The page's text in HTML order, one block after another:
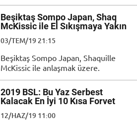
Beşiktaş Sompo Japan, Shaq
McKissic ile El Sıkışmaya Yakın
03/TEM/19 21:15
Beşiktaş Sompo Japan, Shaquille
McKissic ile anlaşmak üzere.
2019 BSL: Bu Yaz Serbest
Kalacak En İyi 10 Kısa Forvet
12/HAZ/19 11:00